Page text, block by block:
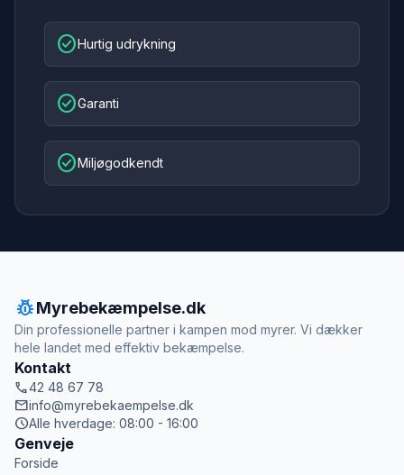
check_circleHurtig udrykning
check_circleGaranti
check_circleMiljøgodkendt
pest_controlMyrebekæmpelse.dk
Din professionelle partner i kampen mod myrer. Vi dækker
hele landet med effektiv bekæmpelse.
Kontakt
call42 48 67 78
mailinfo@myrebekaempelse.dk
scheduleAlle hverdage: 08:00 - 16:00
Genveje
Forside